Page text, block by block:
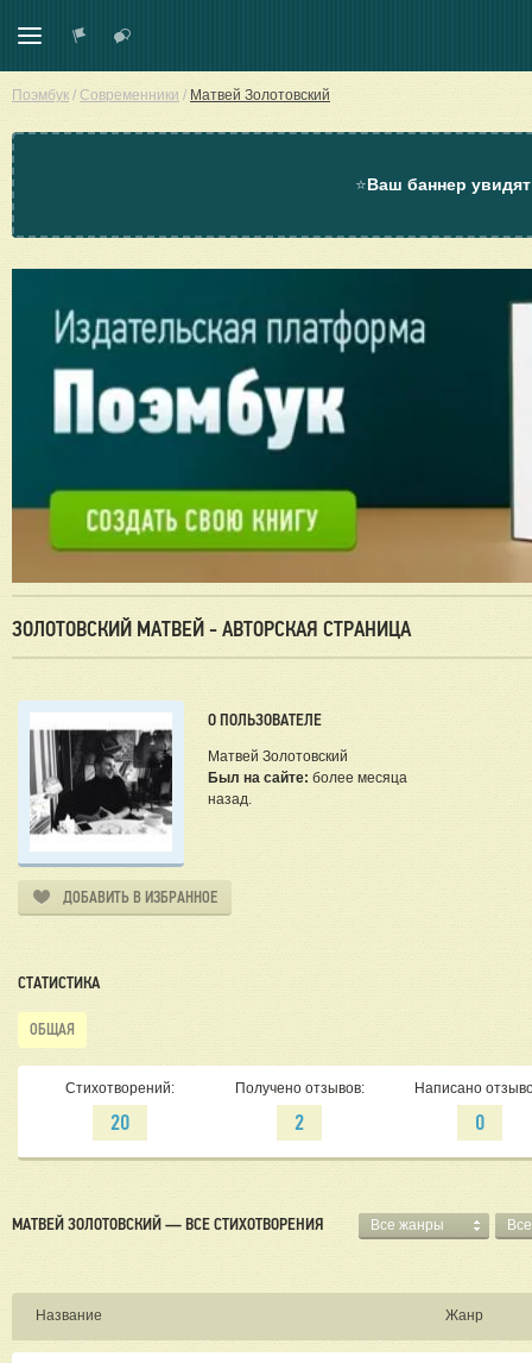
Поэмбук / Современники / Матвей Золотовский
⭐Ваш баннер
ЗОЛОТОВСКИЙ МАТВЕЙ - АВТОРСКАЯ СТРАНИЦА
О ПОЛЬЗОВАТЕЛЕ
Матвей Золотовский
Был на сайте: более месяца
назад.
ДОБАВИТЬ В ИЗБРАННОЕ
СТАТИСТИКА
ОБЩАЯ
Стихотворений:
20
Получено отзывов:
2
Написано
0
МАТВЕЙ ЗОЛОТОВСКИЙ — ВСЕ СТИХОТВОРЕНИЯ Все жанры
Название Жанр